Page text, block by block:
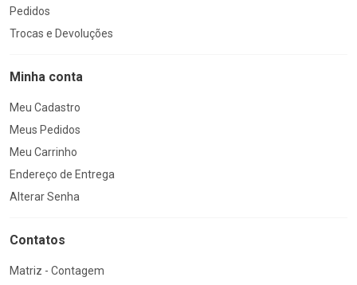
Pedidos
Trocas e Devoluções
Minha conta
Meu Cadastro
Meus Pedidos
Meu Carrinho
Endereço de Entrega
Alterar Senha
Contatos
Matriz - Contagem